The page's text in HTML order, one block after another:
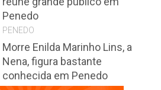
Penedo
PENEDO
Morre Enilda Marinho Lins, a
Nena, figura bastante
conhecida em Penedo